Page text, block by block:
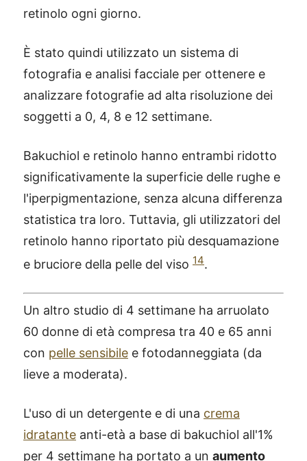
retinolo ogni giorno.
È stato quindi utilizzato un sistema di
fotografia e analisi facciale per ottenere e
analizzare fotografie ad alta risoluzione dei
soggetti a 0, 4, 8 e 12 settimane.
Bakuchiol e retinolo hanno entrambi ridotto
significativamente la superficie delle rughe e
l'iperpigmentazione, senza alcuna differenza
statistica tra loro. Tuttavia, gli utilizzatori del
retinolo hanno riportato più desquamazione
e bruciore della pelle del viso 14.
Un altro studio di 4 settimane ha arruolato
60 donne di età compresa tra 40 e 65 anni
con pelle sensibile e fotodanneggiata (da
lieve a moderata).
L'uso di un detergente e di una crema
idratante anti-età a base di bakuchiol all'1%
per 4 settimane ha portato a un aumento